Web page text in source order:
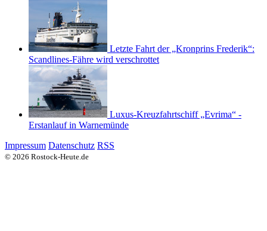
Letzte Fahrt der „Kronprins Frederik“:
Scandlines-Fähre wird verschrottet
Luxus-Kreuzfahrtschiff „Evrima“ -
Erstanlauf in Warnemünde
Impressum Datenschutz RSS
© 2026 Rostock-Heute.de